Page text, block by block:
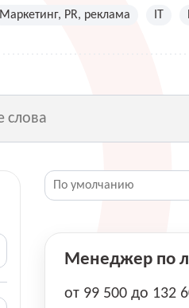
Маркетинг, PR, реклама
Менеджер по
от 99 500 до 132